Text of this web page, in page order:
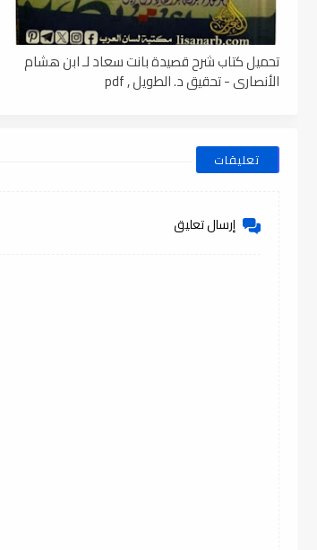
تحميل كتاب شرح قصيدة بانت سعاد لـ ابن هشام
الأنصاري - تحقيق د. الطويل , pdf
تعليقات
إرسال تعليق